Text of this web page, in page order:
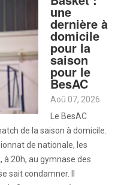
une
dernière à
domicile
pour la
saison
pour le
BesAC
Aoû 07, 2026
Le BesAC
de la saison à domicile.
de nationale, les
20h, au gymnase des
sait condamner. Il